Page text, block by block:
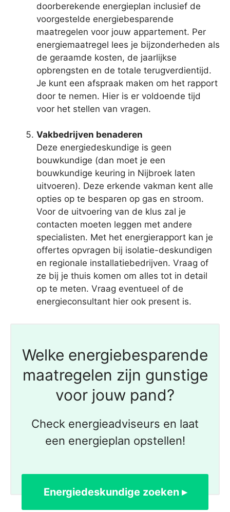
doorberekende energieplan inclusief de
voorgestelde energiebesparende
maatregelen voor jouw appartement. Per
energiemaatregel lees je bijzonderheden als
de geraamde kosten, de jaarlijkse
opbrengsten en de totale terugverdientijd.
Je kunt een afspraak maken om het rapport
door te nemen. Hier is er voldoende tijd
voor het stellen van vragen.
Vakbedrijven benaderen
Deze energiedeskundige is geen
bouwkundige (dan moet je een
bouwkundige keuring in Nijbroek laten
uitvoeren). Deze erkende vakman kent alle
opties op te besparen op gas en stroom.
Voor de uitvoering van de klus zal je
contacten moeten leggen met andere
specialisten. Met het energierapport kan je
offertes opvragen bij isolatie-deskundigen
en regionale installatiebedrijven. Vraag of
ze bij je thuis komen om alles tot in detail
op te meten. Vraag eventueel of de
energieconsultant hier ook present is.
Welke energiebesparende
maatregelen zijn gunstige
voor jouw pand?
Check energieadviseurs en laat
een energieplan opstellen!
Energiedeskundige zoeken ▸